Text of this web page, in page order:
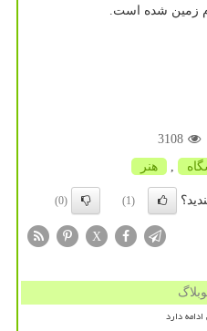
زمین شده است.
3108
هنر
(1)
(0)
X
دارد